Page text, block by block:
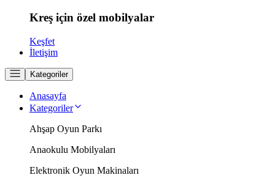
Kreş için özel mobilyalar
Keşfet
İletişim
Kategoriler
Anasayfa
Kategoriler
Ahşap Oyun Parkı
Anaokulu Mobilyaları
Elektronik Oyun Makinaları